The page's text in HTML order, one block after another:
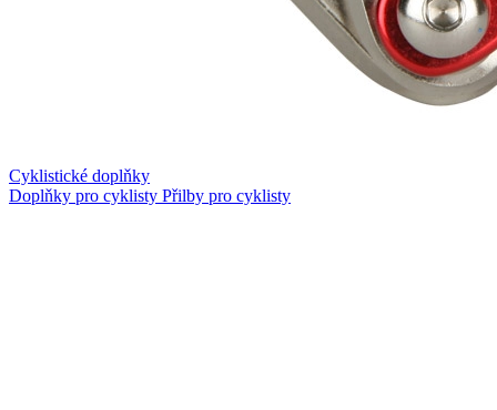
Cyklistické doplňky
Doplňky pro cyklisty Přilby pro cyklisty